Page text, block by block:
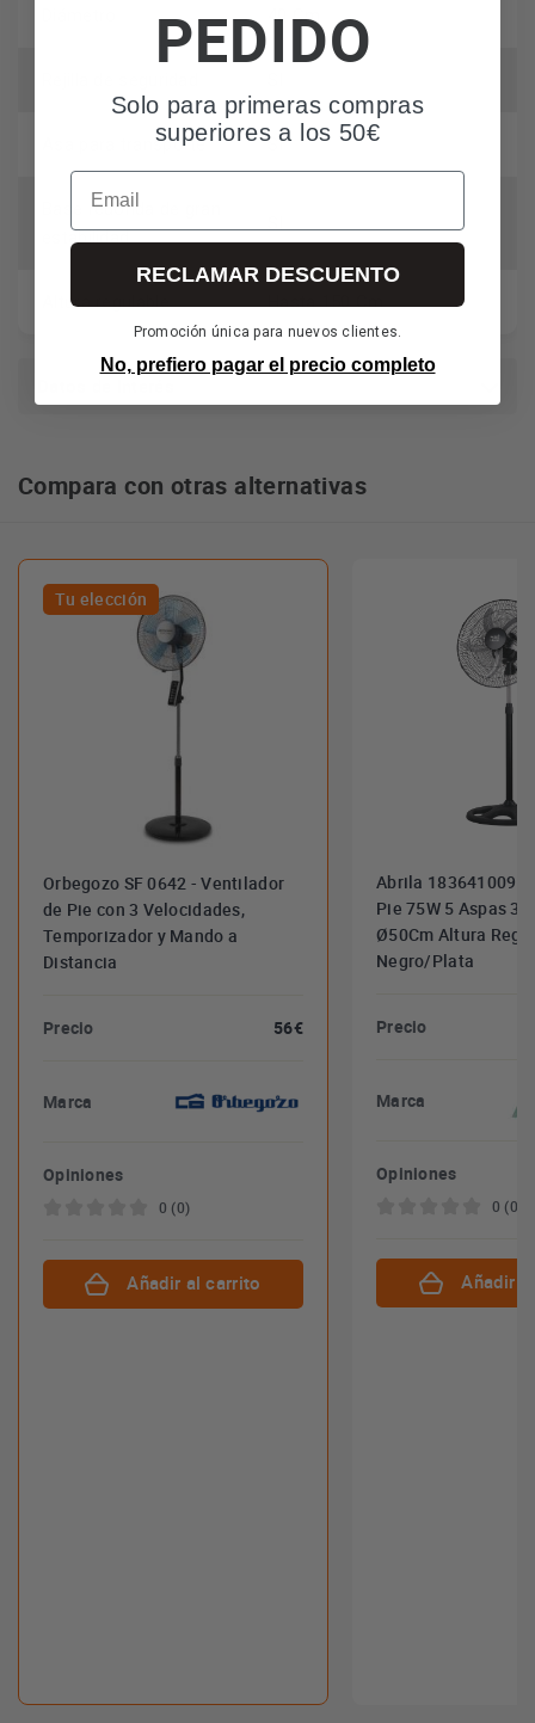
40 Cm
Asa para transporte SI
Base redonda de gran
estabilidad
Altura regulable Hasta 150 Cm
Compara con otras alternativas
Orbegozo SF 0642 - Ventilador
de Pie con 3 Velocidades,
Temporizador y Mando a
Distancia
Precio 56€
Marca
Opiniones
0 (0)
Añadir al carrito
Tu elección
Abrila 183641009 -
Pie 75W 5 Aspas 3
Ø50Cm Altura
Negro/Plata
Precio
Marca
Opiniones
0 (0)
Añadir
PEDIDO
Solo para primeras compras
superiores a los 50€
Email
RECLAMAR DESCUENTO
Promoción única para nuevos clientes.
No, prefiero pagar el precio completo